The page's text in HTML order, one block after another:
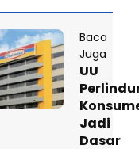
Baca
Juga
UU
Jadi
Dasar